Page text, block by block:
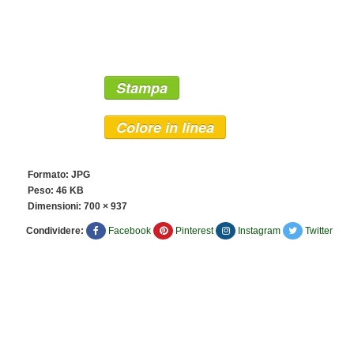
Stampa
Colore in linea
Formato: JPG
Peso: 46 KB
Dimensioni: 700 × 937
Condividere: Facebook Pinterest Instagram Twitter